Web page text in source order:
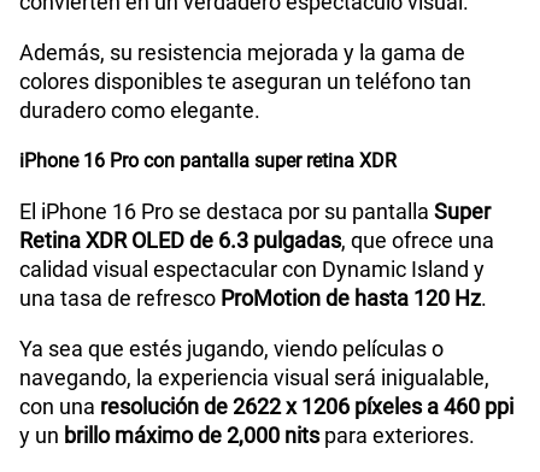
Además, su resistencia mejorada y la gama de
colores disponibles te aseguran un teléfono tan
duradero como elegante.
iPhone 16 Pro con pantalla super retina XDR
El iPhone 16 Pro se destaca por su pantalla Super
Retina XDR OLED de 6.3 pulgadas, que ofrece una
calidad visual espectacular con Dynamic Island y
una tasa de refresco ProMotion de hasta 120 Hz.
Ya sea que estés jugando, viendo películas o
navegando, la experiencia visual será inigualable,
con una resolución de 2622 x 1206 píxeles a 460 ppi
y un brillo máximo de 2,000 nitspara exteriores.